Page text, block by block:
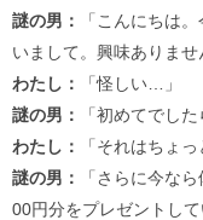
謎の男：
「こんにちは
いまして。興味ありませ
わたし：
「怪しい…」
謎の男：
「初めてでし
わたし：
「それはちょ
謎の男：
「さらに今な
00円分をプレゼントして